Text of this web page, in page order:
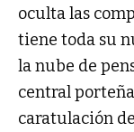
oculta las
tiene toda su
la nube de
central
caratulación